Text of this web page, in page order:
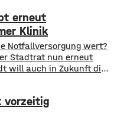
nie zuvor. Insgesamt
im öffentlichen
deutlich zeigt sich
erneut
Klinik
Notfallversorgung wert?
Stadtrat nun erneut
will auch in Zukunft die
Euro fließen in
Förderverein des
Jahr haben sich
vorzeitig